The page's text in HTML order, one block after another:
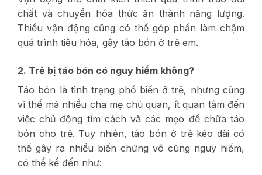
chất và chuyển hóa thức ăn thành năng lượng.
Thiếu vận động cũng có thể góp phần làm chậm
quá trình tiêu hóa, gây táo bón ở trẻ em.
2. Trẻ bị táo bón có nguy hiểm không?
Táo bón là tình trạng phổ biến ở trẻ, nhưng cũng
vì thế mà nhiều cha mẹ chủ quan, ít quan tâm đến
việc chủ động tìm cách và các mẹo để chữa táo
bón cho trẻ. Tuy nhiên, táo bón ở trẻ kéo dài có
thể gây ra nhiều biến chứng vô cùng nguy hiểm,
có thể kể đến như: